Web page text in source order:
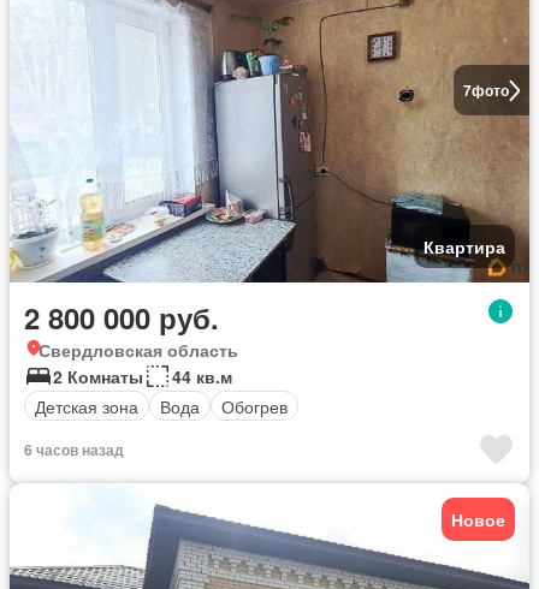
7фото
Квартира
2 800 000 руб.
Свердловская область
2 Комнаты
44 кв.м
Детская зона
Вода Обогрев
6 часов назад
Новое